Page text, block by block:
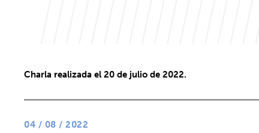
Charla realizada el 20 de julio de 2022.
04 / 08 / 2022